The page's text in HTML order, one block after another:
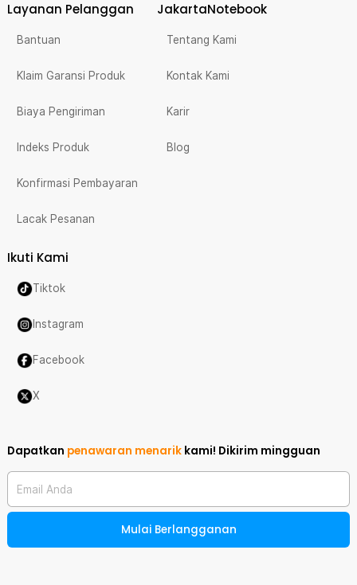
Layanan Pelanggan
Bantuan
Klaim Garansi Produk
Biaya Pengiriman
Indeks Produk
Konfirmasi Pembayaran
Lacak Pesanan
JakartaNotebook
Tentang Kami
Kontak Kami
Karir
Blog
Ikuti Kami
Tiktok
Instagram
Facebook
X
Dapatkan penawaran menarik kami! Dikirim mingguan
Email Anda
Mulai Berlangganan